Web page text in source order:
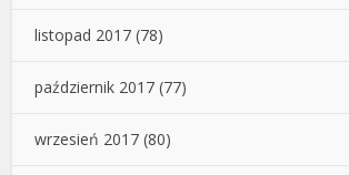
listopad 2017 (78)
październik 2017 (77)
wrzesień 2017 (80)